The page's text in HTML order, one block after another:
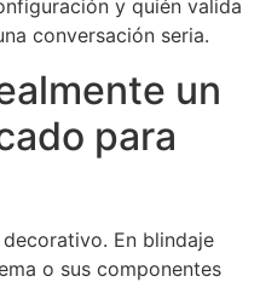
y quién valida
conversación seria.
un
para
En blindaje
o sus componentes